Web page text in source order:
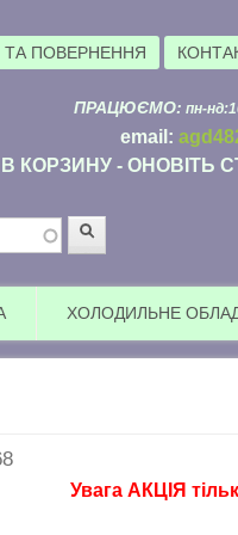
ТА ПОВЕРНЕННЯ
ПРАЦЮЄМО: пн-
email:
КОРЗИНУ - ОНОВІТЬ
ХОЛОДИЛЬНЕ
Увага АКЦІЯ тільки